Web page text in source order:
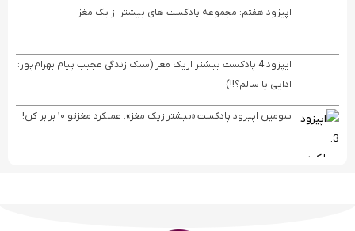
اپیزود هفتم: مجموعه پادکست های بیشتر از یک مغز
ایپزود 4 پادکست بیشتر ازیک مغز (سبک زندگی عجیب پیام بهرام‌پور:
ادایی یا سالم؟!!)
سومین اپیزود پادکست «بیشترازیک مغز»: عملکرد مغزتو ۱۰ برابر کن!